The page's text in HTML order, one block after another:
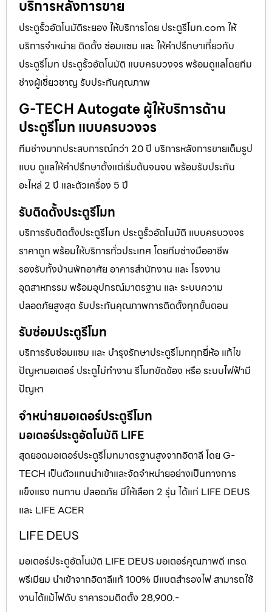
บริการหลังการขาย
ประตูรั้วอัตโนมัติระยอง ให้บริการโดย ประตูรีโมท.com ให้
บริการจำหน่าย ติดตั้ง ซ่อมแซม และ ให้คำปรึกษาเกี่ยวกับ
ประตูรีโมท ประตูรั้วอัตโนมัติ แบบครบวงจร พร้อมดูแลโดยทีม
ช่างผู้เชี่ยวชาญ รับประกันคุณภาพ
G-TECH Autogate ผู้ให้บริการด้าน
ประตูรีโมท แบบครบวงจร
ทีมช่างมากประสบการณ์กว่า 20 ปี บริการหลังการขายเต็มรูป
แบบ ดูแลให้คำปรึกษาตั้งแต่เริ่มต้นจนจบ พร้อมรับประกัน
อะไหล่ 2 ปี และตัวเครื่อง 5 ปี
รับติดตั้งประตูรีโมท
บริการรับติดตั้งประตูรีโมท ประตูรั้วอัตโนมัติ แบบครบวงจร
ราคาถูก พร้อมให้บริการทั่วประเทศ โดยทีมช่างมืออาชีพ
รองรับทั้งบ้านพักอาศัย อาคารสำนักงาน และ โรงงาน
อุตสาหกรรม พร้อมอุปกรณ์มาตรฐาน และ ระบบความ
ปลอดภัยสูงสุด รับประกันคุณภาพการติดตั้งทุกขั้นตอน
รับซ่อมประตูรีโมท
บริการรับซ่อมแซม และ บำรุงรักษาประตูรีโมททุกยี่ห้อ แก้ไข
ปัญหามอเตอร์ ประตูไม่ทำงาน รีโมทขัดข้อง หรือ ระบบไฟฟ้ามี
ปัญหา
จำหน่ายมอเตอร์ประตูรีโมท
มอเตอร์ประตูอัตโนมัติ LIFE
สุดยอดมอเตอร์ประตูรีโมทมาตรฐานสูงจากอิตาลี โดย G-
TECH เป็นตัวแทนนำเข้าและจัดจำหน่ายอย่างเป็นทางการ
แข็งแรง ทนทาน ปลอดภัย มีให้เลือก 2 รุ่น ได้แก่ LIFE DEUS
และ LIFE ACER
LIFE DEUS
มอเตอร์ประตูอัตโนมัติ LIFE DEUS มอเตอร์คุณภาพดี เกรด
พรีเมียม นำเข้าจากอิตาลีแท้ 100% มีแบตสำรองไฟ สามารถใช้
งานได้แม้ไฟดับ ราคารวมติดตั้ง 28,900.-